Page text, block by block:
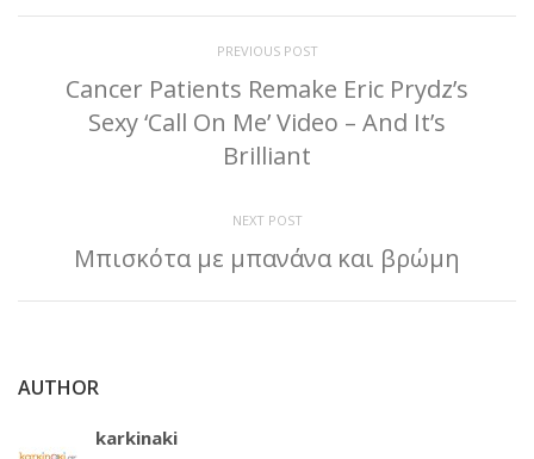
PREVIOUS POST
Cancer Patients Remake Eric Prydz’s
Sexy ‘Call On Me’ Video – And It’s
Brilliant
NEXT POST
Μπισκότα με μπανάνα και βρώμη
AUTHOR
karkinaki